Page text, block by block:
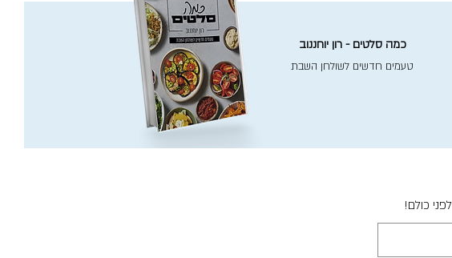
כמה סלטים - רון יוחננוב
טעמים חדשים לשולחן השבת
כולם!